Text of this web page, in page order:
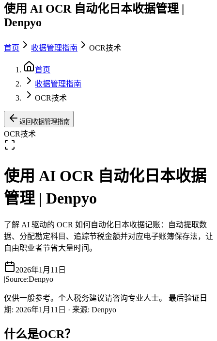
使用 AI OCR 自动化日本收据管理 |
Denpyo
首页 收据管理指南 OCR技术
首页
收据管理指南
OCR技术
返回收据管理指南
OCR技术
使用 AI OCR 自动化日本收据
管理 | Denpyo
了解 AI 驱动的 OCR 如何自动化日本收据记账：自动提取数
据、分配勘定科目、追踪节税金额并对应电子账簿保存法，让
自由职业者节省大量时间。
2026年1月11日
|Source:Denpyo
仅供一般参考。个人税务建议请咨询专业人士。
最后验证日
期: 2026年1月11日 · 来源: Denpyo
什么是OCR？